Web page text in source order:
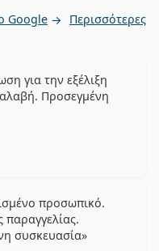
Google Περισσότερες
για την εξέλιξη
Προσεγμένη
προσωπικό.
παραγγελίας.
συσκευασία